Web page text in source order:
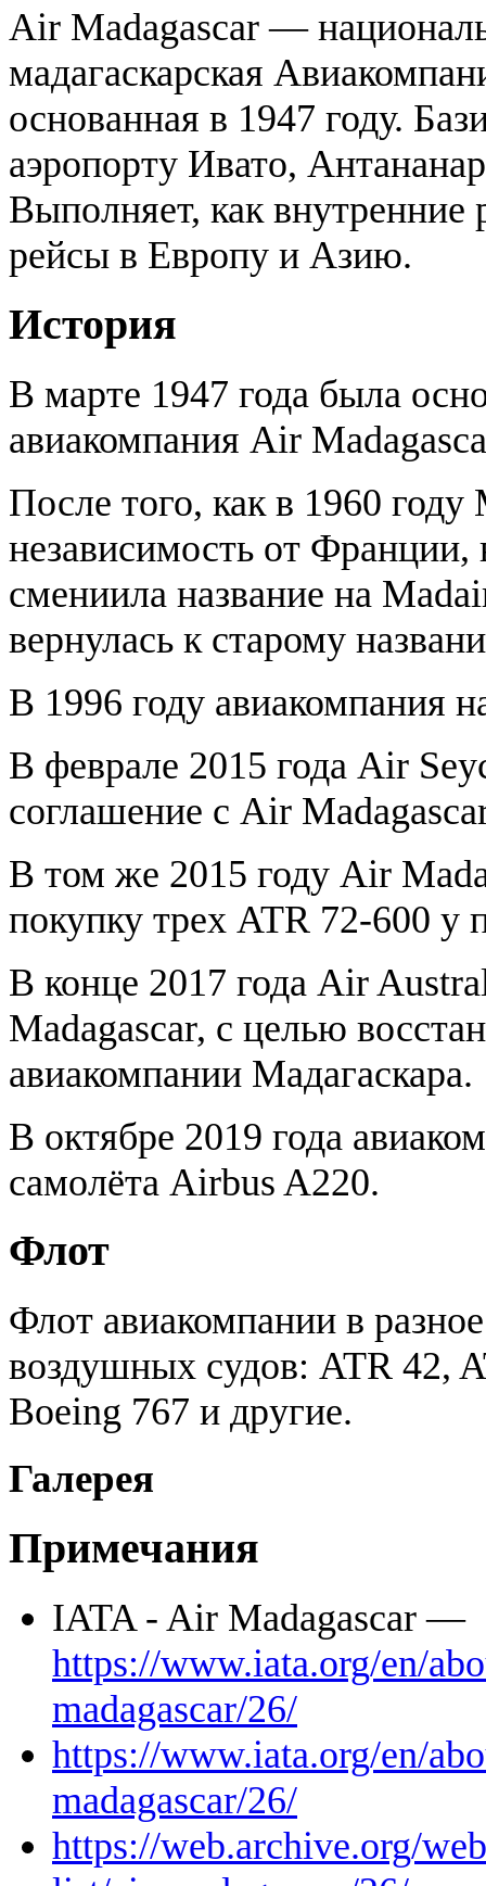
Air Madagascar —
мадагаскарская
основанная в 1947 году.
аэропорту Ивато,
Выполняет, как внутренние
рейсы в Европу и Азию.
История
В марте 1947 года была
авиакомпания Air
После того, как в 1960
независимость от Франции,
смениила название на
вернулась к старому
В 1996 году авиакомпания
В феврале 2015 года Air
соглашение с Air
В том же 2015 году Air
покупку трех ATR 72-600 у
В конце 2017 года Air
Madagascar, с целью
авиакомпании Мадагаскара.
В октябре 2019 года
самолёта Airbus A220.
Флот
Флот авиакомпании в
воздушных судов: ATR 42,
Boeing 767 и другие.
Галерея
Примечания
IATA - Air Madagascar —
https://www.iata.org/en/
madagascar/26/
https://www.iata.org/en/
madagascar/26/
https://web.archive.org/